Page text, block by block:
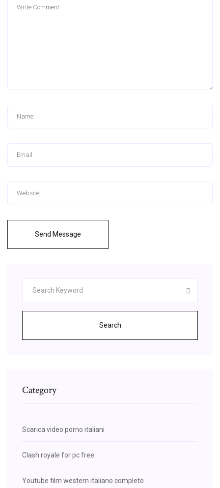
Send Message
Search
Category
Scarica video porno italiani
Clash royale for pc free
Youtube film western italiano completo